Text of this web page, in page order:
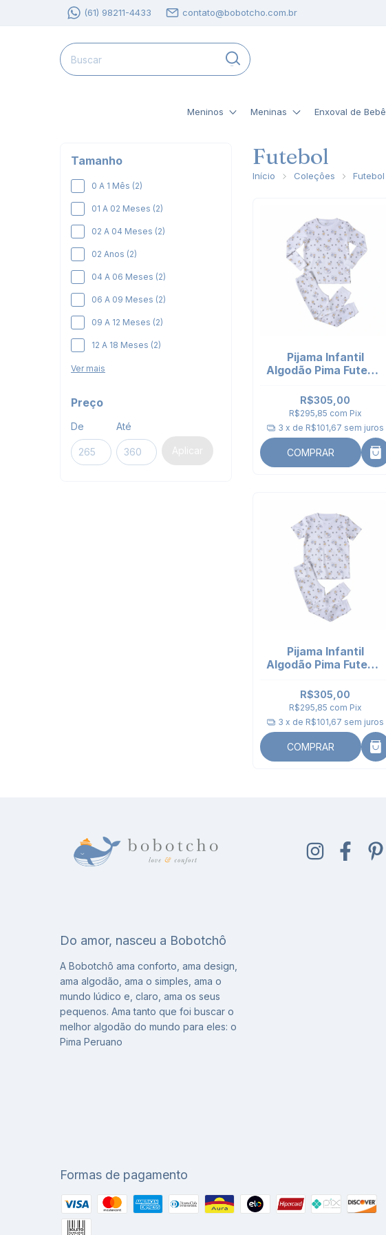
(61) 98211-4433 contato@bobotcho.com.br
Meninos Meninas Enxoval de Bebê
Tamanho
0 A 1 Mês (2)
01 A 02 Meses (2)
02 A 04 Meses (2)
02 Anos (2)
04 A 06 Meses (2)
06 A 09 Meses (2)
09 A 12 Meses (2)
12 A 18 Meses (2)
Ver mais
Preço
De Até
Aplicar
Futebol
Início Coleçôes Futebol
Pijama Infantil
Algodão Pima Futebol
R$305,00
R$295,85 com Pix
3 x de R$101,67 sem juros
COMPRAR
Pijama Infantil
Algodão Pima Futebol
R$305,00
R$295,85 com Pix
3 x de R$101,67 sem juros
COMPRAR
Do amor, nasceu a Bobotchô
A Bobotchô ama conforto, ama design,
ama algodão, ama o simples, ama o
mundo lúdico e, claro, ama os seus
pequenos. Ama tanto que foi buscar o
melhor algodão do mundo para eles: o
Pima Peruano
Formas de pagamento